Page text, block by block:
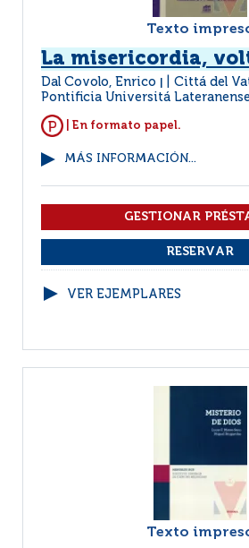
Texto
La misericordia,
Dal Covolo, Enrico
Cittá del
Pontificia Universitá Lateranense
| En formato papel.
MÁS INFORMACIÓN...
VER EJEMPLARES
Texto